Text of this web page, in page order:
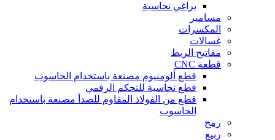
براغي نحاسية
مسامير
المكسرات
غسالات
مفاتيح الربط
قطعة CNC
قطع ألومنيوم مصنعة باستخدام الحاسوب
قطع نحاسية للتحكم الرقمي
قطع من الفولاذ المقاوم للصدأ مصنعة باستخدام
الحاسوب
رمح
ربيع